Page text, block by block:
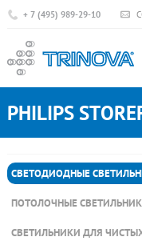
+ 7 (495) 989-29-10
PHILIPS
СВЕТОДИОДНЫЕ
ПОТОЛОЧНЫЕ
СВЕТИЛЬНИКИ ДЛЯ